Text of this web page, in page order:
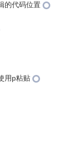
的代码位置
用p粘贴